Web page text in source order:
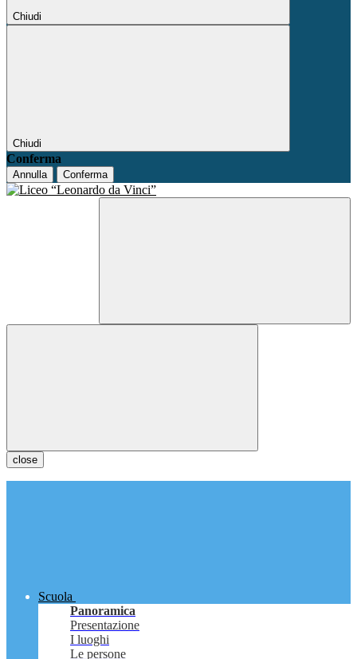
Chiudi
Chiudi
Conferma
Annulla Conferma
close
Scuola
Panoramica
Presentazione
I luoghi
Le persone